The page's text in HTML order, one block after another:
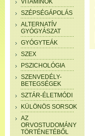
VITAMINOK
SZÉPSÉGÁPOLÁS
ALTERNATÍV
GYÓGYÁSZAT
GYÓGYTEÁK
SZEX
PSZICHOLÓGIA
SZENVEDÉLY-
BETEGSÉGEK
SZTÁR-ÉLETMÓDI
KÜLÖNÖS SORSOK
AZ
ORVOSTUDOMÁNY
TÖRTÉNETÉBŐL